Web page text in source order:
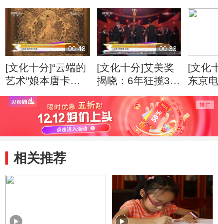
00:48
[文化十分]“云端的
艺术”娘本唐卡艺
术展
00:33
[文化十分]艾美奖
揭晓：6年狂揽38
奖 《权力的游
戏》破纪录
[文化
东京
VR产
相关推荐